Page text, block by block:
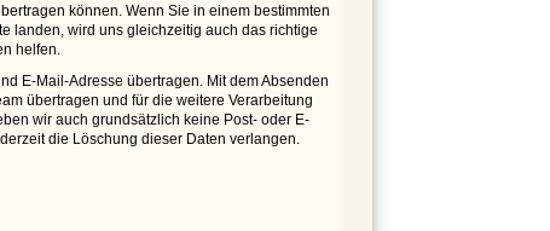
können. Wenn Sie in einem bestimmten
landen, wird uns gleichzeitig auch das richtige
helfen.
E-Mail-Adresse übertragen. Mit dem Absenden
übertragen und für die weitere Verarbeitung
wir auch grundsätzlich keine Post- oder E-
die Löschung dieser Daten verlangen.